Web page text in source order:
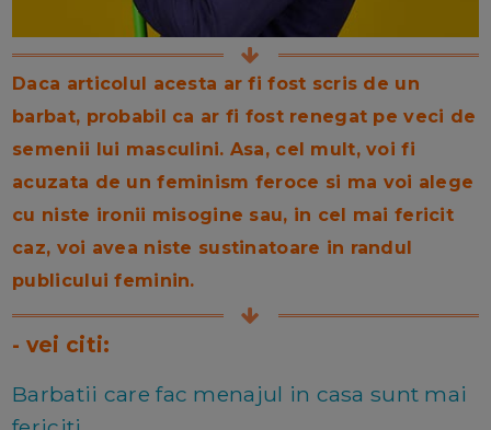
Daca articolul acesta ar fi fost scris de un
barbat, probabil ca ar fi fost renegat pe veci de
semenii lui masculini. Asa, cel mult, voi fi
acuzata de un feminism feroce si ma voi alege
cu niste ironii misogine sau, in cel mai fericit
caz, voi avea niste sustinatoare in randul
publicului feminin.
- vei citi:
Barbatii care fac menajul in casa sunt mai